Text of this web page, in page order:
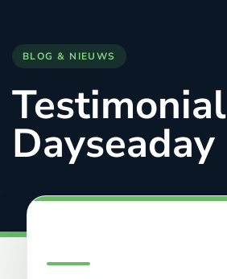
Testimonial
Dayseaday